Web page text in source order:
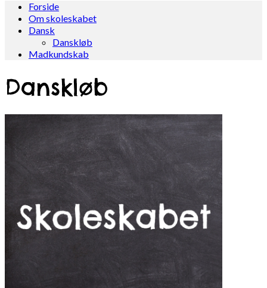
Forside
Om skoleskabet
Dansk
Danskløb
Madkundskab
Danskløb